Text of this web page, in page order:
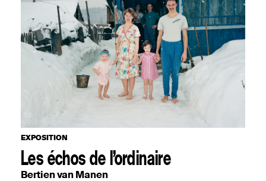
OÙ TROUVER VOTRE N° ?
Votre numéro de commande
figure en haut du mail reçu lors de
la souscription de votre
abonnement.
EXPOSITION
CIRQUE
AOÛT
SEPTEMBRE
OCTOBRE
NOVEMBRE
DÉCEMBRE
JANVIER
EXPOSITION
Les échos de l’ordinaire
Bertien van Manen